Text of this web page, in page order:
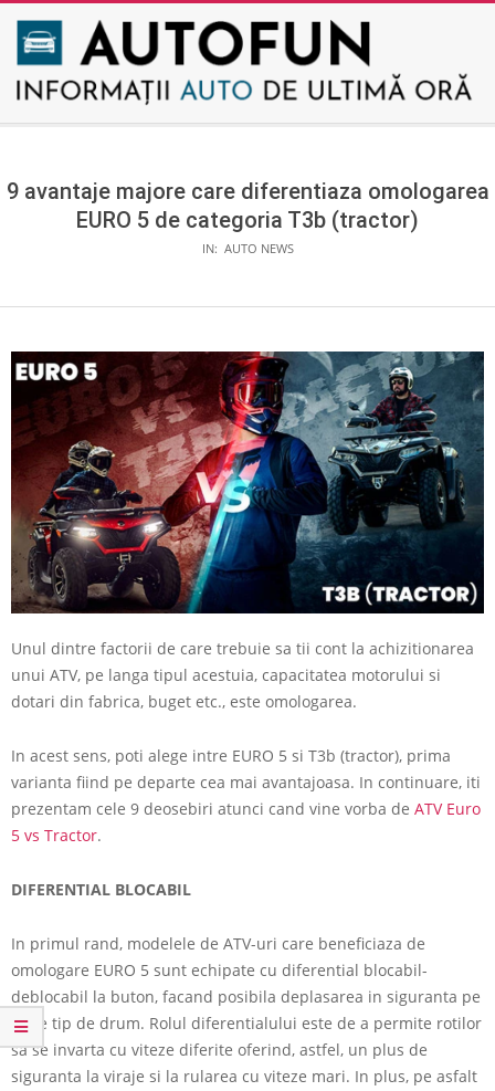
Skip
content
AUTOFUN
Menu
9 avantaje majore care diferentiaza omologarea
EURO 5 de categoria T3b (tractor)
IN: AUTO NEWS
Unul dintre factorii de care trebuie sa tii cont la achizitionarea
unui ATV, pe langa tipul acestuia, capacitatea motorului si
dotari din fabrica, buget etc., este omologarea.
In acest sens, poti alege intre EURO 5 si T3b (tractor), prima
varianta fiind pe departe cea mai avantajoasa. In continuare, iti
prezentam cele 9 deosebiri atunci cand vine vorba de ATV Euro
5 vs Tractor.
DIFERENTIAL BLOCABIL
In primul rand, modelele de ATV-uri care beneficiaza de
omologare EURO 5 sunt echipate cu diferential blocabil-
deblocabil la buton, facand posibila deplasarea in siguranta pe
orice tip de drum. Rolul diferentialului este de a permite rotilor
sa se invarta cu viteze diferite oferind, astfel, un plus de
siguranta la viraje si la rularea cu viteze mari. In plus, pe asfalt